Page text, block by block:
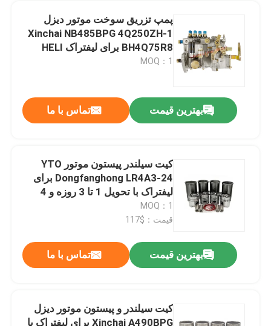
پمپ تزریق سوخت موتور دیزل
Xinchai NB485BPG 4Q250ZH-1
BH4Q75R8 برای لیفتراک HELI
MOQ：1
بهترین قیمت تماس با ما
کیت سیلندر پیستون موتور YTO
Dongfanghong LR4A3-24 برای
لیفتراک با تحویل 1 تا 3 روزه و 4
سیلندر
MOQ：1
قیمت：$117
بهترین قیمت تماس با ما
کیت سیلندر و پیستون موتور دیزل
Xinchai A490BPG برای لیفتراک با